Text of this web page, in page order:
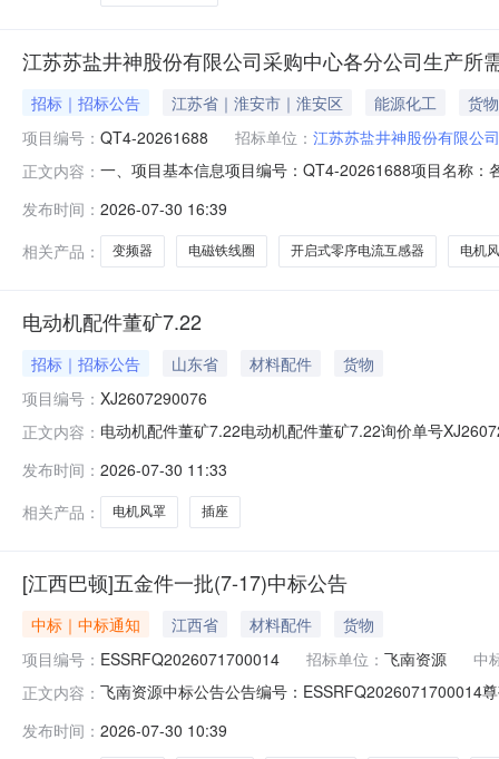
江苏苏盐井神股份有限公司采购中心各分公司生产所
招标｜招标公告 江苏省｜淮安市｜淮安区 能源化工
货物
项目编号： QT4-20261688 招标单位： 江苏苏盐井神股份有限公司
正文内容： 一、项目基本信息项目编号：QT4-20261688项目名称
则竞拍方向：反向竞拍（价格由高往下浮）最低报价数
税：是竞拍时
发布时间： 2026-07-30 16:39
相关产品：
变频器 电磁铁线圈 开启式零序电流互感器 电机
电动机配件董矿7.22
招标｜招标公告 山东省 材料配件
货物
项目编号： XJ2607290076
正文内容： 电动机配件董矿7.22电动机配件董矿7.22询价单号
号:QABP132M4A\规格:大径310mm×小径260mm×高
发布时间： 2026-07-30 11:33
相关产品：
电机风罩 插座
[江西巴顿]五金件一批(7-17)中标公告
中标｜中标通知 江西省 材料配件
货物
项目编号： ESSRFQ2026071700014 招标单位： 飞南资源
中
正文内容： 飞南资源中标公告公告编号：ESSRFQ2026071700014
式：询价/招标四、成交供应商候选人信息如下：标的编
发布时间： 2026-07-30 10:39